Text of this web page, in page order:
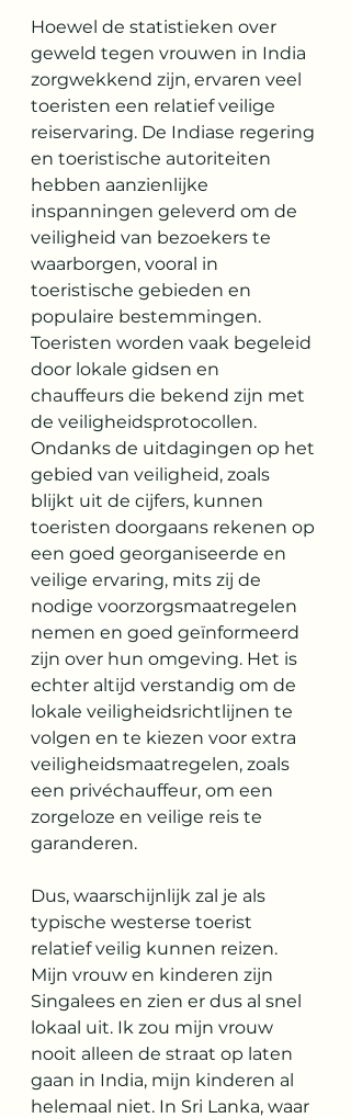
Hoewel de statistieken over
geweld tegen vrouwen in India
zorgwekkend zijn, ervaren veel
toeristen een relatief veilige
reiservaring. De Indiase regering
en toeristische autoriteiten
hebben aanzienlijke
inspanningen geleverd om de
veiligheid van bezoekers te
waarborgen, vooral in
toeristische gebieden en
populaire bestemmingen.
Toeristen worden vaak begeleid
door lokale gidsen en
chauffeurs die bekend zijn met
de veiligheidsprotocollen.
Ondanks de uitdagingen op het
gebied van veiligheid, zoals
blijkt uit de cijfers, kunnen
toeristen doorgaans rekenen op
een goed georganiseerde en
veilige ervaring, mits zij de
nodige voorzorgsmaatregelen
nemen en goed geïnformeerd
zijn over hun omgeving. Het is
echter altijd verstandig om de
lokale veiligheidsrichtlijnen te
volgen en te kiezen voor extra
veiligheidsmaatregelen, zoals
een privéchauffeur, om een
zorgeloze en veilige reis te
garanderen.
Dus, waarschijnlijk zal je als
typische westerse toerist
relatief veilig kunnen reizen.
Mijn vrouw en kinderen zijn
Singalees en zien er dus al snel
lokaal uit. Ik zou mijn vrouw
nooit alleen de straat op laten
gaan in India, mijn kinderen al
helemaal niet. In Sri Lanka, waar